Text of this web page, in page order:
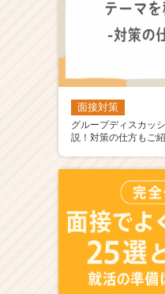
e
r
C
r）
面接対策
グループディスカッ
説！対策の仕方もご